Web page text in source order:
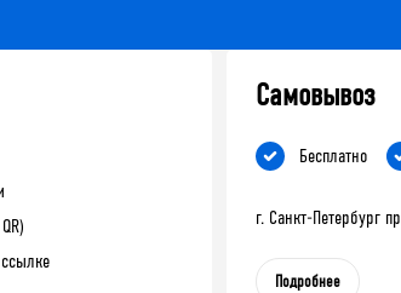
Самовывоз
Бесплатно
г. Санкт-Петербург
Подробнее